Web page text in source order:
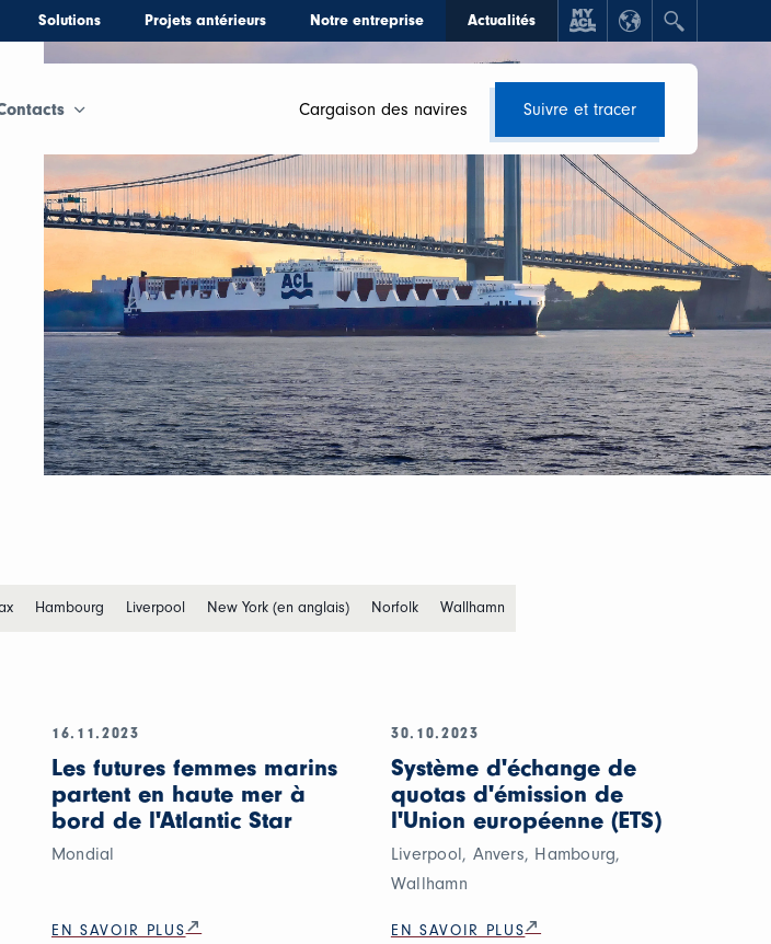
Solutions Projets antérieurs Notre entreprise Actualités
Cargaison des navires Suivre et tracer
Hambourg Liverpool New York (en anglais) Norfolk Wallhamn
16.11.2023
Les futures femmes marins
partent en haute mer à
bord de l'Atlantic Star
Mondial
EN SAVOIR PLUS
30.10.2023
Système d'échange de
quotas d'émission de
l'Union européenne (ETS)
Liverpool, Anvers, Hambourg,
Wallhamn
EN SAVOIR PLUS